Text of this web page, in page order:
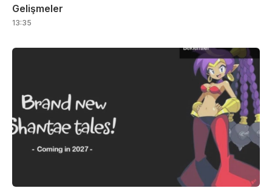
Gelişmeler
13:35